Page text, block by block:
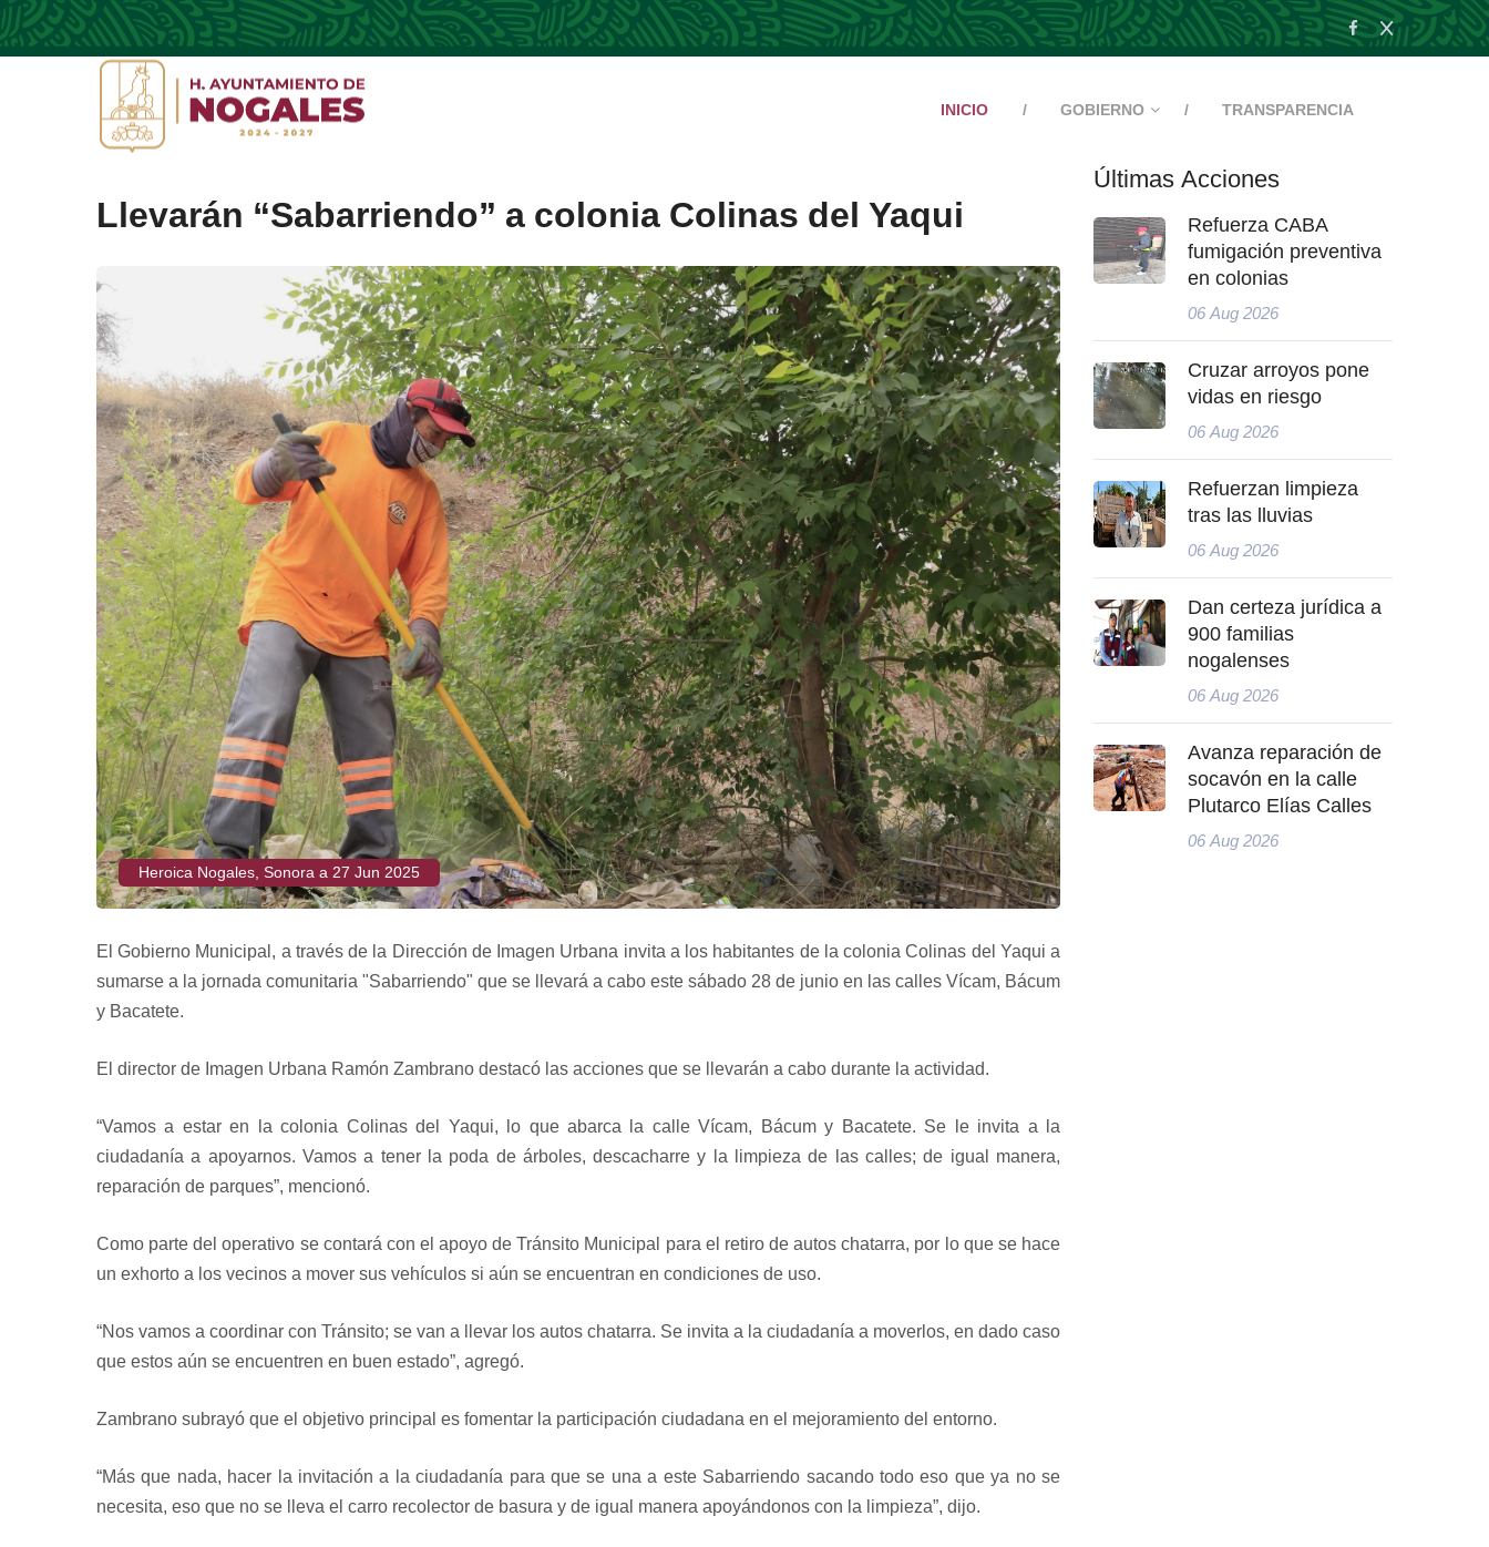
INICIO GOBIERNO TRANSPARENCIA
Llevarán “Sabarriendo” a colonia Colinas del Yaqui
Heroica Nogales, Sonora a 27 Jun 2025
El Gobierno Municipal, a través de la Dirección de Imagen Urbana invita a los habitantes de la colonia Colinas del Yaqui a
sumarse a la jornada comunitaria "Sabarriendo" que se llevará a cabo este sábado 28 de junio en las calles Vícam, Bácum
y Bacatete.
El director de Imagen Urbana Ramón Zambrano destacó las acciones que se llevarán a cabo durante la actividad.
“Vamos a estar en la colonia Colinas del Yaqui, lo que abarca la calle Vícam, Bácum y Bacatete. Se le invita a la
ciudadanía a apoyarnos. Vamos a tener la poda de árboles, descacharre y la limpieza de las calles; de igual manera,
reparación de parques”, mencionó.
Como parte del operativo se contará con el apoyo de Tránsito Municipal para el retiro de autos chatarra, por lo que se hace
un exhorto a los vecinos a mover sus vehículos si aún se encuentran en condiciones de uso.
“Nos vamos a coordinar con Tránsito; se van a llevar los autos chatarra. Se invita a la ciudadanía a moverlos, en dado caso
que estos aún se encuentren en buen estado”, agregó.
Zambrano subrayó que el objetivo principal es fomentar la participación ciudadana en el mejoramiento del entorno.
“Más que nada, hacer la invitación a la ciudadanía para que se una a este Sabarriendo sacando todo eso que ya no se
necesita, eso que no se lleva el carro recolector de basura y de igual manera apoyándonos con la limpieza”, dijo.
Últimas Acciones
Refuerza CABA
fumigación preventiva
en colonias
06 Aug 2026
Cruzar arroyos pone
vidas en riesgo
06 Aug 2026
Refuerzan limpieza
tras las lluvias
06 Aug 2026
Dan certeza jurídica a
900 familias
nogalenses
06 Aug 2026
Avanza reparación de
socavón en la calle
Plutarco Elías Calles
06 Aug 2026